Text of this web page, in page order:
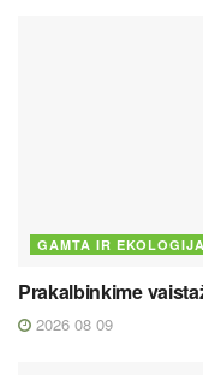
GAMTA IR EKOLOGIJA
Prakalbinkime
2026 08 09